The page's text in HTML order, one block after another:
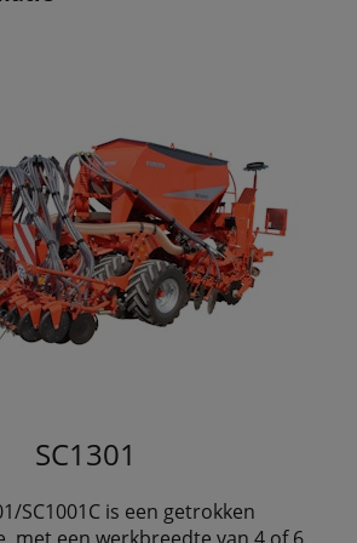
SC1301
SC1001C is een getrokken